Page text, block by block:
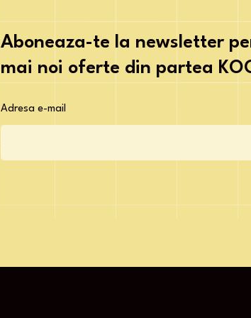
Aboneaza-te la newsletter
mai noi oferte din partea
Adresa e-mail